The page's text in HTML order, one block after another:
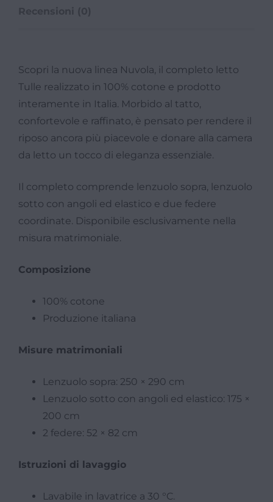
Scopri la nuova linea Nuvola, il completo letto
Tulle realizzato in 100% cotone e prodotto
interamente in Italia. Morbido al tatto,
confortevole e raffinato, è pensato per rendere il
riposo ancora più piacevole e donare alla camera
da letto un tocco di eleganza essenziale.
Il completo comprende lenzuolo sopra, lenzuolo
sotto con angoli ed elastico e due federe
coordinate. Disponibile esclusivamente nella
misura matrimoniale.
Composizione
100% cotone
Produzione italiana
Misure matrimoniali
Lenzuolo sopra: 250 × 290 cm
Lenzuolo sotto con angoli ed elastico: 175 ×
200 cm
2 federe: 52 × 82 cm
Istruzioni di lavaggio
Lavabile in lavatrice a 30 °C.